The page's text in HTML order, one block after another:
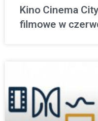
Kino Cinema
filmowe w